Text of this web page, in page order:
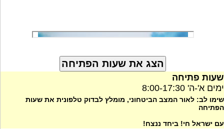
שעות פתיחה
ימים א'-ה' 8:00-17:30
שימו לב: לאור המצב הביטחוני, מומלץ לבדוק טלפונית את שעות
הפתיחה
עם ישראל חי! ביחד ננצח!